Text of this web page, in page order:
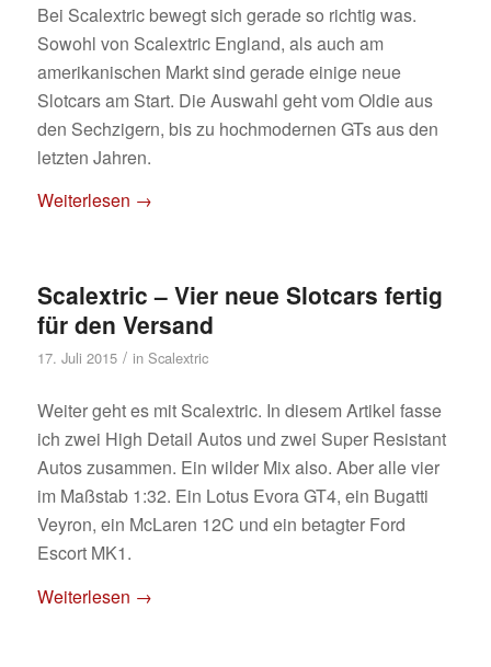
Bei Scalextric bewegt sich gerade so richtig was.
Sowohl von Scalextric England, als auch am
amerikanischen Markt sind gerade einige neue
Slotcars am Start. Die Auswahl geht vom Oldie aus
den Sechzigern, bis zu hochmodernen GTs aus den
letzten Jahren.
Weiterlesen →
Scalextric – Vier neue Slotcars fertig
für den Versand
17. Juli 2015 / in Scalextric
Weiter geht es mit Scalextric. In diesem Artikel fasse
ich zwei High Detail Autos und zwei Super Resistant
Autos zusammen. Ein wilder Mix also. Aber alle vier
im Maßstab 1:32. Ein Lotus Evora GT4, ein Bugatti
Veyron, ein McLaren 12C und ein betagter Ford
Escort MK1.
Weiterlesen →